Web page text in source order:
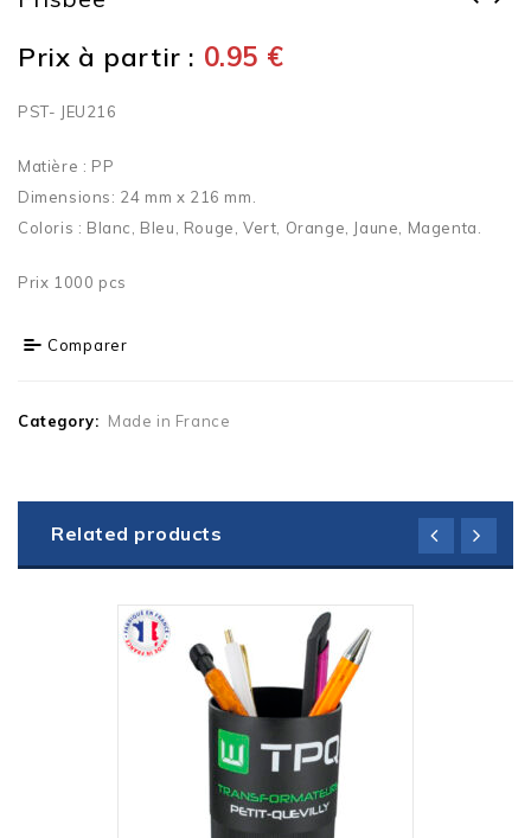
Prix à partir : 0.95 €
PST- JEU216
Matière : PP
Dimensions: 24 mm x 216 mm.
Coloris : Blanc, Bleu, Rouge, Vert, Orange, Jaune, Magenta.
Prix 1000 pcs
Comparer
Category: Made in France
Related products